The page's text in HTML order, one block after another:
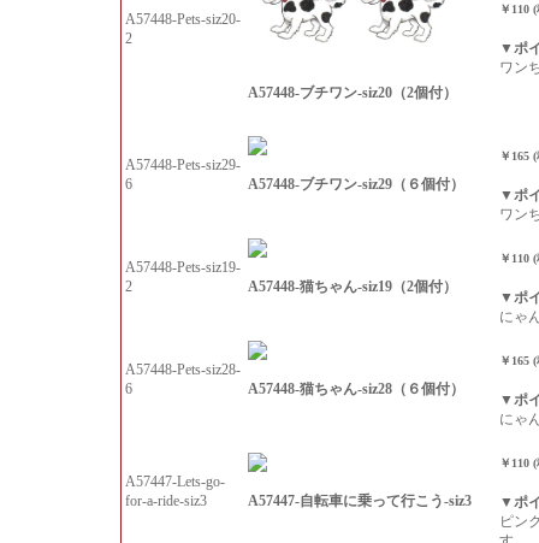
A57448-Pets-siz20-
2
A57448-ブチワン-siz20（2個付）
￥110
▼ポ
ワン
A57448-Pets-siz29-
6
A57448-ブチワン-siz29（６個付）
￥165
▼ポ
ワン
A57448-Pets-siz19-
2
A57448-猫ちゃん-siz19（2個付）
￥110
▼ポ
にゃ
A57448-Pets-siz28-
6
A57448-猫ちゃん-siz28（６個付）
￥165
▼ポ
にゃ
A57447-Lets-go-
for-a-ride-siz3
A57447-自転車に乗って行こう-siz3
￥110
▼ポ
ピン